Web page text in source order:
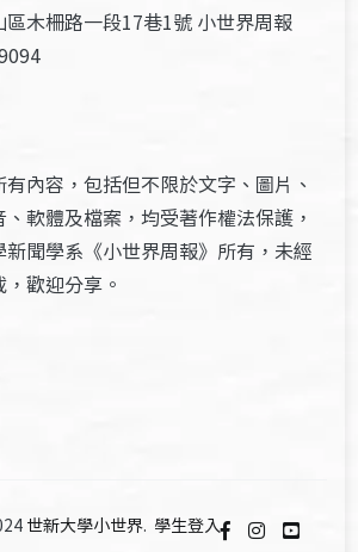
木柵路一段17巷1號 小世界周報
內容，包括但不限於文字、圖片、
軟體及檔案，均受著作權法保護，
聞學系《小世界周報》所有，未經
歡迎分享。
世新大學小世界. 學生登入